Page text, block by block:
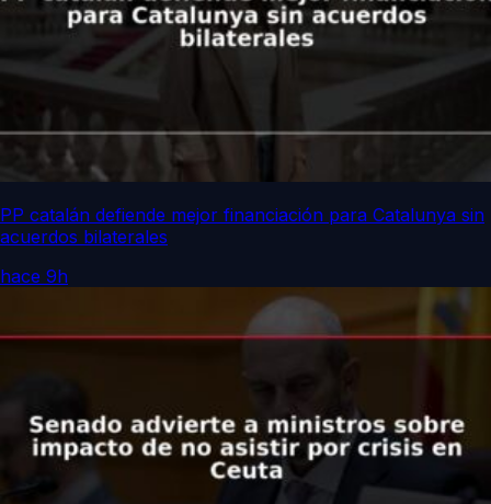
PP catalán defiende mejor financiación para Catalunya sin
acuerdos bilaterales
hace 9h